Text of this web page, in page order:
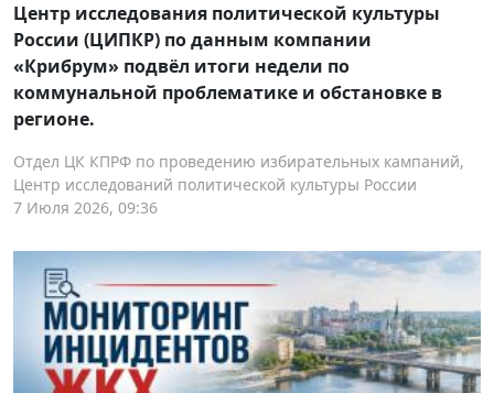
Центр исследования политической культуры
России (ЦИПКР) по данным компании
«Крибрум» подвёл итоги недели по
коммунальной проблематике и обстановке в
регионе.
Отдел ЦК КПРФ по проведению избирательных кампаний,
Центр исследований политической культуры России
7 Июля 2026, 09:36